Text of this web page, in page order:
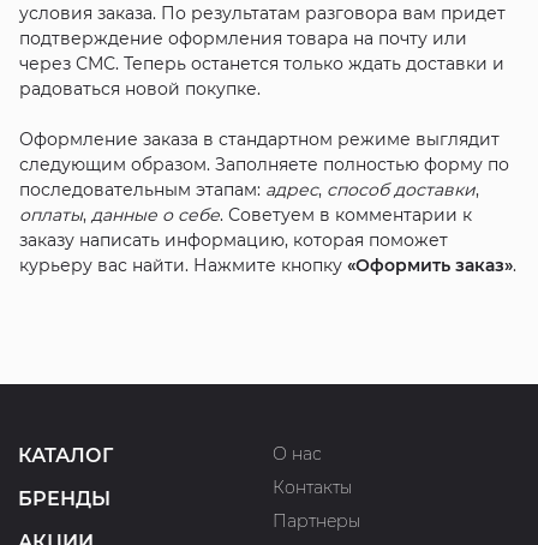
условия заказа. По результатам разговора вам придет
подтверждение оформления товара на почту или
через СМС. Теперь останется только ждать доставки и
радоваться новой покупке.
Оформление заказа в стандартном режиме выглядит
следующим образом. Заполняете полностью форму по
последовательным этапам: адрес, способ доставки,
оплаты, данные о себе. Советуем в комментарии к
заказу написать информацию, которая поможет
курьеру вас найти. Нажмите кнопку «Оформить заказ».
КАТАЛОГ
БРЕНДЫ
О нас
Контакты
Партнеры